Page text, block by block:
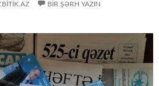
BIR ŞƏRH YAZIN